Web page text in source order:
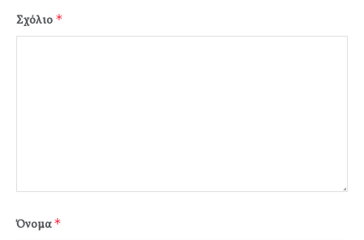
Σχόλιο *
Όνομα*